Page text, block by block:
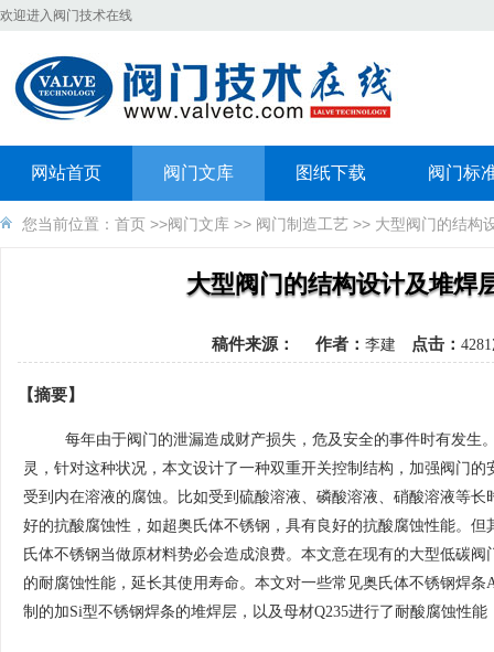
欢迎进入阀门技术在线
网站首页 阀门文库 图纸下载 阀门标
您当前位置： 首页 >>阀门文库 >> 阀门制造工艺 >> 大型阀门的结构
大型阀门的结构设计及堆焊
稿件来源： 作者： 李建 点击：
【摘要】
每年由于阀门的泄漏造成财产损失，危及安全的事件时有发生
灵，针对这种状况，本文设计了一种双重开关控制结构，加强阀门
受到内在溶液的腐蚀。比如受到硫酸溶液、磷酸溶液、硝酸溶液等
好的抗酸腐蚀性，如超奥氏体不锈钢，具有良好的抗酸腐蚀性能。
氏体不锈钢当做原材料势必会造成浪费。本文意在现有的大型低碳
的耐腐蚀性能，延长其使用寿命。本文对一些常见奥氏体不锈钢焊条
制的加Si型不锈钢焊条的堆焊层，以及母材Q235进行了耐酸腐蚀性